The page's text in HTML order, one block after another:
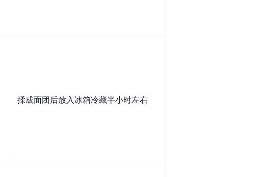
揉成面团后放入冰箱冷藏半小时左右